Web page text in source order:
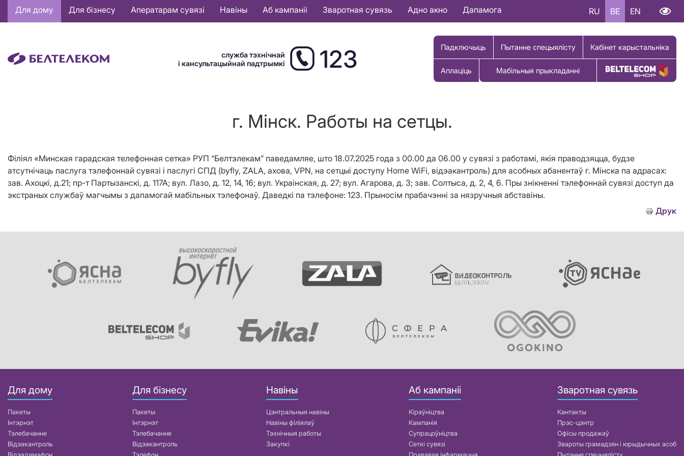
Основная
навигация
Для дому Для бізнесу Аператарам сувязі Навіны Аб кампаніі Зваротная сувязь Адно акно Дапамога RU BE EN
служба тэхнічнай
і кансультацыйнай падтрымкі
123 Падключыць Пытанне спецыялісту Кабінет карыстальніка
Аплаціць Мабільныя прыкладанні Купіць тавар
г. Мінск. Работы на сетцы.
Філіял «Минская гарадская телефонная сетка» РУП “Белтэлекам” паведамляе, што 18.07.2025 года з 00.00 да 06.00 у сувязі з работамі, якія праводзяцца, будзе
атсутнічаць паслуга тэлефоннай сувязі і паслугі СПД (byfly, ZALA, ахова, VPN, на сетцыі доступу Home WiFi, відэакантроль) для асобных абанентаў г. Мінска па адрасах:
зав. Ахоцкі, д.21; пр-т Партызанскі, д. 117А; вул. Лазо, д. 12, 14, 16; вул. Украінская, д. 27; вул. Агарова, д. 3; зав. Солтыса, д. 2, 4, 6. Пры знікненні тэлефоннай сувязі доступ да
экстраных службаў магчымы з дапамогай мабільных тэлефонаў. Даведкі па тэлефоне: 123. Прыносім прабачэнні за нязручныя абставіны.
Друк
Для дому
Пакеты
Інтэрнэт
Тэлебачанне
Відэакантроль
Для бізнесу
Пакеты
Інтэрнэт
Тэлебачанне
Відэакантроль
Навіны
Цэнтральныя навіны
Навіны філіялаў
Тэхнічныя работы
Закупкі
Аб кампаніі
Кіраўніцтва
Кампанія
Супрацоўніцтва
Сеткі сувязі
Зваротная сувязь
Кантакты
Прэс-цэнтр
Офісы продажаў
Звароты грамадзян і юрыдычных асоб